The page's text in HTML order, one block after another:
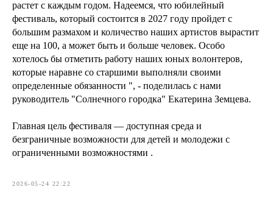
растет с каждым годом. Надеемся, что юбилейный
фестиваль, который состоится в 2027 году пройдет с
большим размахом и количество наших артистов вырастит
еще на 100, а может быть и больше человек. Особо
хотелось бы отметить работу наших юных волонтеров,
которые наравне со старшими выполняли своими
определенные обязанности ", - поделилась с нами
руководитель "Солнечного городка" Екатерина Земцева.
Главная цель фестиваля — доступная среда и
безграничные возможности для детей и молодежи с
ограниченными возможностями .
2026-05-24 22:22